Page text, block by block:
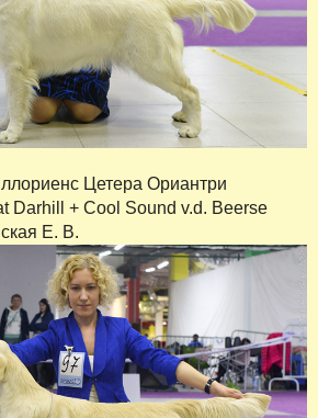
Цетера Ориантри
Darhill + Cool Sound v.d. Beerse
Е. В.